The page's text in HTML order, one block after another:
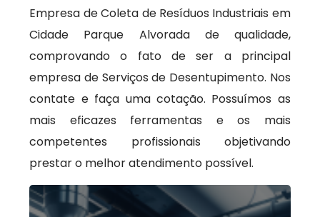
Empresa de Coleta de Resíduos Industriais em
Cidade Parque Alvorada de qualidade,
comprovando o fato de ser a principal
empresa de Serviços de Desentupimento. Nos
contate e faça uma cotação. Possuímos as
mais eficazes ferramentas e os mais
competentes profissionais objetivando
prestar o melhor atendimento possível.